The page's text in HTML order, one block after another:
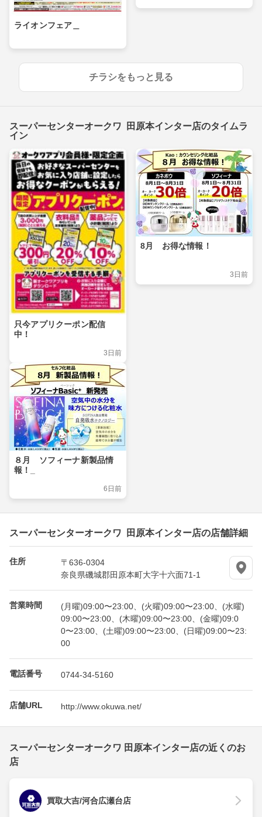
ライオンフェア＿
チラシをもっと見る
スーパーセンターオークワ 田原本インター店のタイムラ
イン
只今アプリクーポン配信
中！
3日前
8月 お得な情報！
3日前
８月 ソフィーナ新製品情
報！_
6日前
スーパーセンターオークワ 田原本インター店の店舗詳細
住所
〒636-0304
奈良県磯城郡田原本町大字十六面71-1
営業時間
(月曜)09:00〜23:00、(火曜)09:00〜23:00、(水曜)
09:00〜23:00、(木曜)09:00〜23:00、(金曜)09:0
0〜23:00、(土曜)09:00〜23:00、(日曜)09:00〜23:
00
電話番号 0744-34-5160
店舗URL http://www.okuwa.net/
スーパーセンターオークワ 田原本インター店の近くのお
店
買取大吉/河合広瀬台店